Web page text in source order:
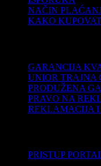
NAČIN
KAKO
GARANCIJA
UNIOR TRAJNA
PRODUŽENA
PRAVO NA
REKLAMACIJA I
PRISTUP